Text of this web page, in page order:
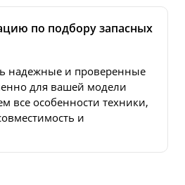
по подбору запасных
надежные и проверенные
для вашей модели
все особенности техники,
и